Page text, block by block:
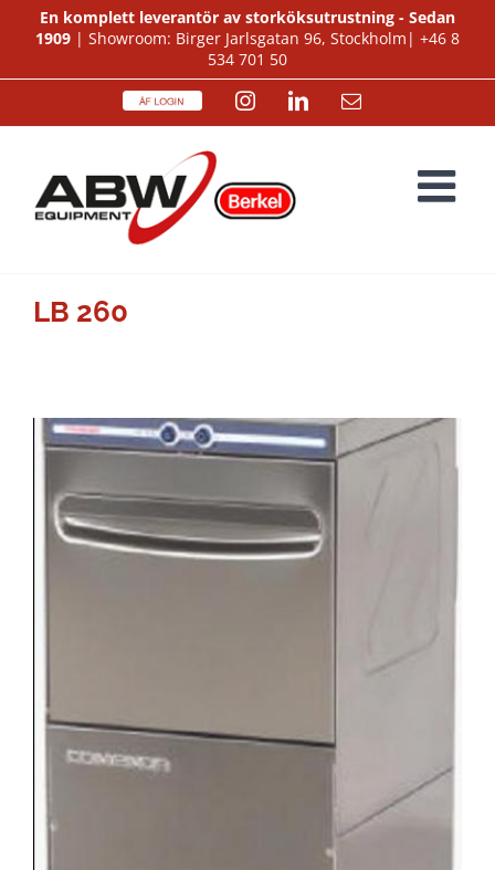
Fortsätt
innehållet
En komplett leverantör av storköksutrustning - Sedan
1909 | Showroom: Birger Jarlsgatan 96, Stockholm| +46 8
534 701 50
ÅF
InstagramLinkedIn
E-
LB 260